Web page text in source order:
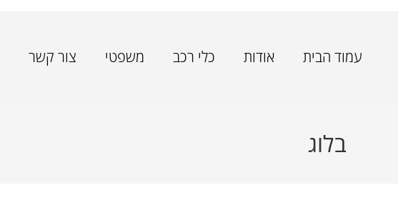
עמוד הבית אודות כלי רכב משפטי צור קשר
בלוג